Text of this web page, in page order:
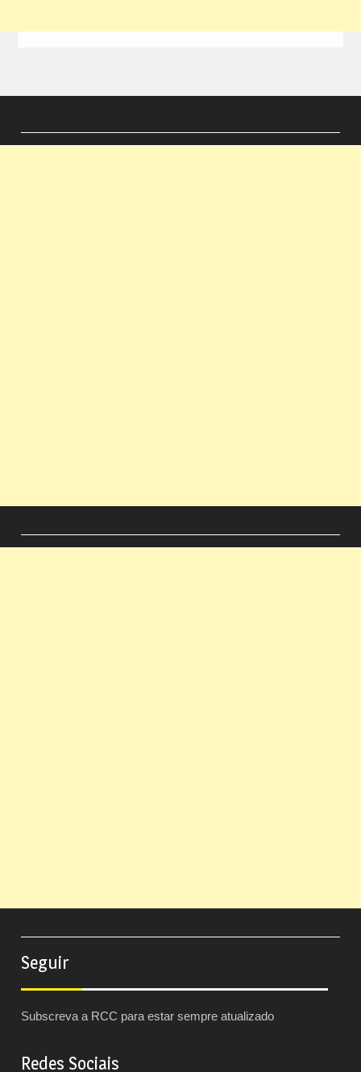
Seguir
Subscreva a RCC para estar sempre atualizado
Redes Sociais